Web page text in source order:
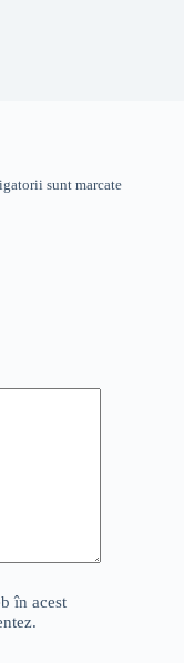
sunt marcate
în acest